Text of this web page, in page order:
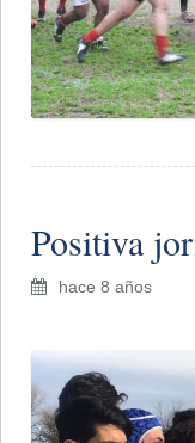
Positiva
hace 8 años